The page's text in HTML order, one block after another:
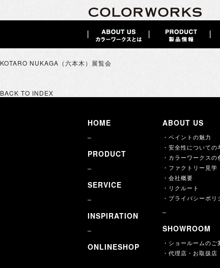
KOTARO NUKAGA（六本木）展覧会
BACK TO INDEX
HOME
PRODUCT
SERVICE
INSPIRATION
ONLINESHOP
ABOUT US
・ペイントの魅力
・安全性についての
・カラーワークスの
・ファクトリー見学
・会社概要
・リクルート
・プライバシーポリ
SHOWROOM
・ショールームのご
・代理店・お取扱店